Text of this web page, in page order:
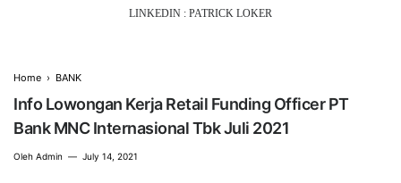
LINKEDIN : PATRICK LOKER
Home › BANK
Info Lowongan Kerja Retail Funding Officer PT
Bank MNC Internasional Tbk Juli 2021
Oleh Admin July 14, 2021